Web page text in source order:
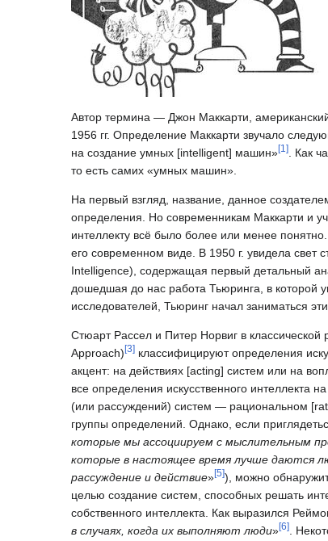
Автор термина — Джон Маккарти,
1956 гг. Определение Маккарти звучало
на создание умных [intelligent] машин»[1 ]
. Как
то есть самих «умных машин».
На первый взгляд, название, данное
определения. Но современникам Маккарти и
интеллекту всё было более или менее
его современном виде. В 1950 г. увидела
Intelligence), содержащая первый детальный
дошедшая до нас работа Тьюринга, в
исследователей, Тьюринг начал заниматься
Стюарт Рассел и Питер Норвиг в
Approach) [3] классифицируют определения
акцент: на действиях [acting] систем или на
все определения искусственного интеллекта
(или рассуждений) систем — рациональном
группы определений. Однако, если
которые мы ассоциируем с мыслительным
которые в настоящее время лучше даются
рассуждение и действие»[5]), можно
целью создание систем, способных решать
собственного интеллекта. Как выразился
в случаях, когда их выполняют люди»[6]
.